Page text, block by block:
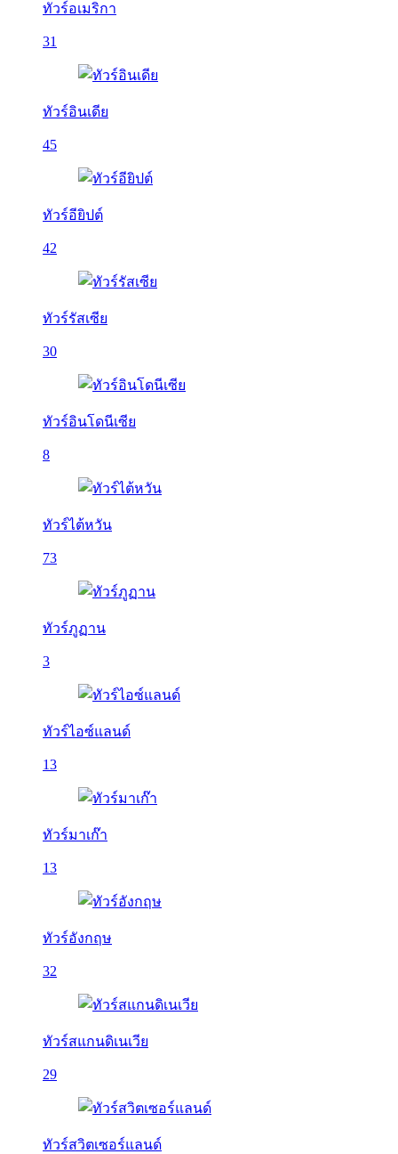
ทัวร์อเมริกา
31
ทัวร์อินเดีย
45
ทัวร์อียิปต์
42
ทัวร์รัสเซีย
30
ทัวร์อินโดนีเซีย
8
ทัวร์ไต้หวัน
73
ทัวร์ภูฏาน
3
ทัวร์ไอซ์แลนด์
13
ทัวร์มาเก๊า
13
ทัวร์อังกฤษ
32
ทัวร์สแกนดิเนเวีย
29
ทัวร์สวิตเซอร์แลนด์